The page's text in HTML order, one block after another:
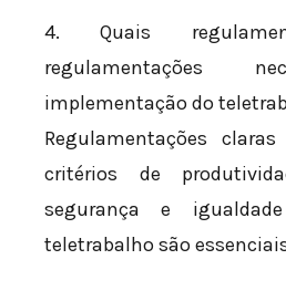
4. Quais
regulamentações
implementação do
Regulamentações
critérios de
segurança e
teletrabalho são